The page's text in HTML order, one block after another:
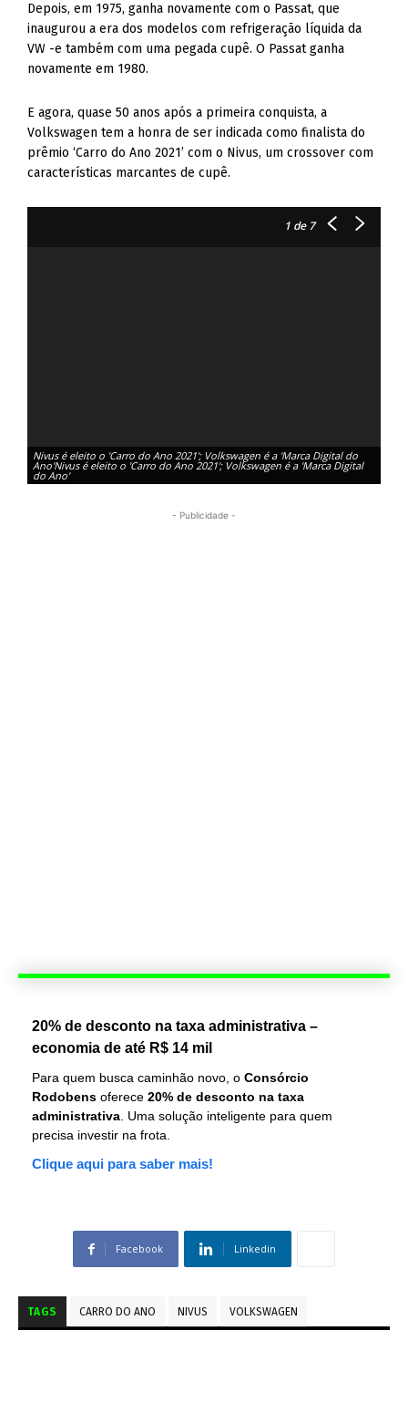
Depois, em 1975, ganha novamente com o Passat, que
inaugurou a era dos modelos com refrigeração líquida da
VW -e também com uma pegada cupê. O Passat ganha
novamente em 1980.
E agora, quase 50 anos após a primeira conquista, a
Volkswagen tem a honra de ser indicada como finalista do
prêmio ‘Carro do Ano 2021’ com o Nivus, um crossover com
características marcantes de cupê.
1de 7
Nivus é eleito o 'Carro do Ano 2021'; Volkswagen é a 'Marca Digital do
Ano'Nivus é eleito o 'Carro do Ano 2021'; Volkswagen é a 'Marca Digital
do Ano'
- Publicidade -
20% de desconto na taxa administrativa –
economia de até R$ 14 mil
Para quem busca caminhão novo, o Consórcio
Rodobens oferece 20% de desconto na taxa
administrativa . Uma solução inteligente para quem
precisa investir na frota.
Clique aqui para saber mais!
Facebook Linkedin
TAGS CARRO DO ANO NIVUS VOLKSWAGEN